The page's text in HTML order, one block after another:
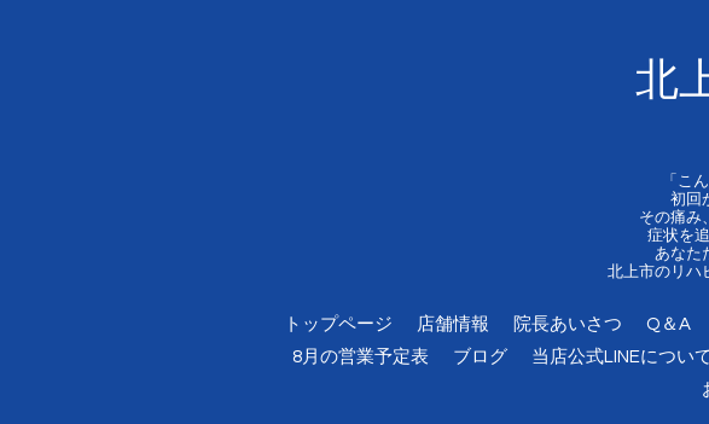
北
「こ
初回
その痛み
症状を
あなた
北上市のリハ
トップページ 店舗情報 院長あいさつ Q＆A
8月の営業予定表
ブログ 当店公式LINEについて